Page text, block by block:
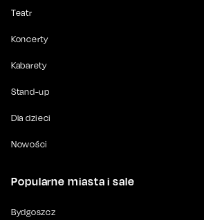
Teatr
Koncerty
Kabarety
Stand-up
Dla dzieci
Nowości
Popularne miasta i sale
Bydgoszcz